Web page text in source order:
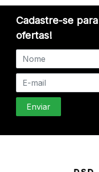
Cadastre-se
ofertas!